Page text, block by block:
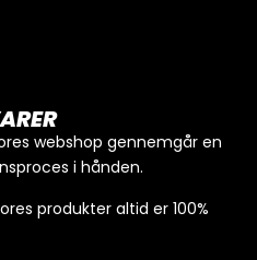
for gratis fragt
webshop gennemgår en
i hånden.
produkter altid er 100%